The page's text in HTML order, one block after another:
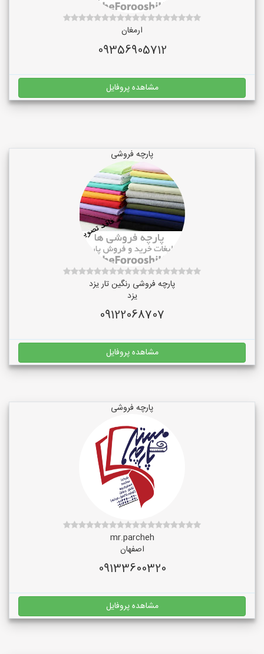
ارمغان
09356905712
مشاهده پروفایل
پارچه فروشی
پارچه فروشی رنگین تار یزد
یزد
09122068707
مشاهده پروفایل
پارچه فروشی
mr.parcheh
اصفهان
09133600320
مشاهده پروفایل